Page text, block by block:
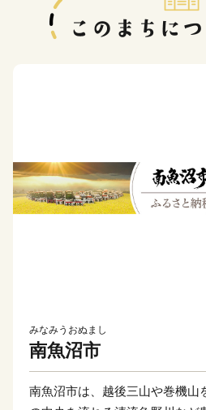
みなみうおぬまし
南魚沼市
南魚沼市は、越後三山や巻機山